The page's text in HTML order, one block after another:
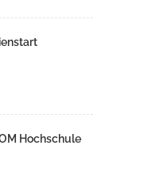
Hochschule